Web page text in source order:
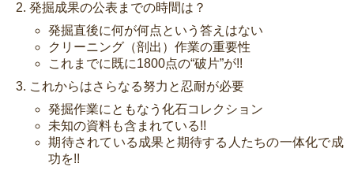
発掘成果の公表までの時間は？
発掘直後に何が何点という答えはない
クリーニング（剖出）作業の重要性
これまでに既に1800点の“破片”が!!
これからはさらなる努力と忍耐が必要
発掘作業にともなう化石コレクション
未知の資料も含まれている!!
期待されている成果と期待する人たちの一体化で成
功を!!